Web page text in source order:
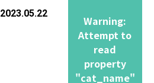
2023.05.22
Warning:
Attempt to
read
property
"cat_name"